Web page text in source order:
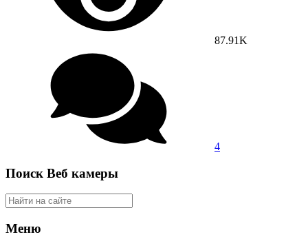
87.91K
4
Поиск Веб камеры
Меню